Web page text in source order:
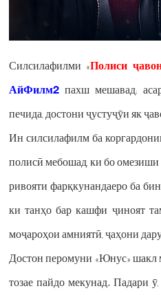
Силсилафилми «Полиси
АйФилм2пахш мешавад;
печида, достони ҷустуҷӯи як
Ин силсилафилм ба
полисӣ мебошад, ки бо
ривояти фарқкунандаеро ба
ки танҳо бар кашфи ҷиноят
моҷароҳои амниятӣ, ҷаҳони
Достон перомуни «Юнус» шакл
тозае пайдо мекунад. Падари